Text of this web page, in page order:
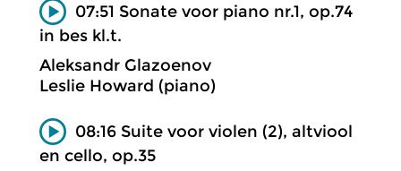
07:51 Sonate voor piano nr.1, op.74
in bes kl.t.
Aleksandr Glazoenov
Leslie Howard (piano)
08:16 Suite voor violen (2), altviool
en cello, op.35